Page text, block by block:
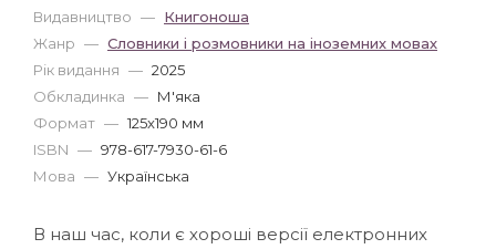
Видавництво — Книгоноша
Жанр — Словники і розмовники на іноземних мовах
Рік видання — 2025
Обкладинка — М'яка
Формат — 125x190 мм
ISBN — 978-617-7930-61-6
Мова — Українська
В наш час, коли є хороші версії електронних